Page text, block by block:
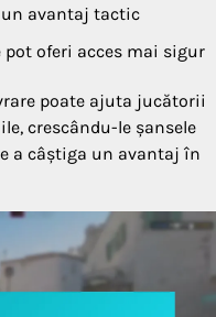
avantaj tactic
oferi acces mai sigur
poate ajuta jucătorii
crescându-le șansele
a câștiga un avantaj în